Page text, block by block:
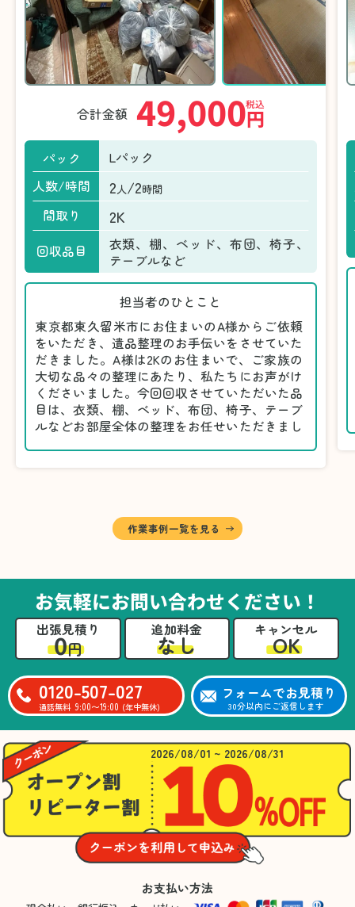
合計金額 49,000円
税込
パック
Lパック
人数/時間
2人 /2時間
間取り 2K
回収品目
衣類、棚、ベッド、布団、椅子、
テーブルなど
担当者のひとこと
東京都東久留米市にお住まいのA様からご依頼
をいただき、遺品整理のお手伝いをさせていた
だきました。A様は2Kのお住まいで、ご家族の
大切な品々の整理にあたり、私たちにお声がけ
くださいました。今回回収させていただいた品
目は、衣類、棚、ベッド、布団、椅子、テーブ
ルなどお部屋全体の整理をお任せいただきまし
に仕分けしました。
A様から「手際よく進めてくれて助かりまし
るのは難しかったと思います」との温かいお言
葉をいただきました。遺品整理という心の負担
が大きい作業において、少しでもA様の力にな
れたことをスタッフ一同嬉しく思います。
作業事例一覧を見る
お気軽にお問い合わせください！
出張見積り
0円
追加料金
なし
キャンセル
OK
0120-507-027
通話無料 9:00〜19:00 (年中無休)
フォームでお見積り
30分以内にご返信します
2026/08/01 ~ 2026/08/31
お支払い方法